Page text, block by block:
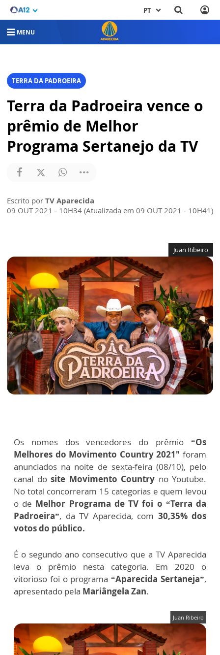
PT
MENU
TERRA DA PADROEIRA
Terra da Padroeira vence o
prêmio de Melhor
Programa Sertanejo da TV
Escrito por TV Aparecida
09 OUT 2021 - 10H34 (Atualizada em 09 OUT 2021 - 10H41)
Juan Ribeiro
Os nomes dos vencedores do prêmio “Os
Melhores do Movimento Country 2021" foram
anunciados na noite de sexta-feira (08/10), pelo
canal dosite Movimento Country no Youtube.
No total concorreram 15 categorias e quem levou
o de Melhor Programa de TV foi o “Terra da
Padroeira”, da TV Aparecida, com 30,35% dos
votos do público.
É o segundo ano consecutivo que a TV Aparecida
leva o prêmio nesta categoria. Em 2020 o
vitorioso foi o programa“Aparecida Sertaneja”,
apresentado pela Mariângela Zan.
Juan Ribeiro